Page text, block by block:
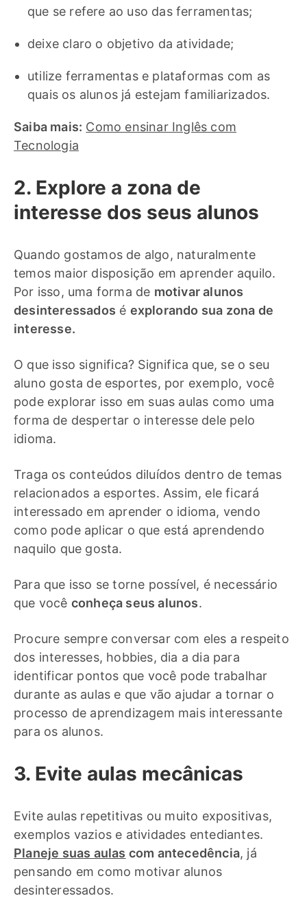
que se refere ao uso das ferramentas;
deixe claro o objetivo da atividade;
utilize ferramentas e plataformas com as
quais os alunos já estejam familiarizados.
Saiba mais: Como ensinar Inglês com
Tecnologia
2. Explore a zona de
interesse dos seus alunos
Quando gostamos de algo, naturalmente
temos maior disposição em aprender aquilo.
Por isso, uma forma de motivar alunos
desinteressados é explorando sua zona de
interesse.
O que isso significa? Significa que, se o seu
aluno gosta de esportes, por exemplo, você
pode explorar isso em suas aulas como uma
forma de despertar o interesse dele pelo
idioma.
Traga os conteúdos diluídos dentro de temas
relacionados a esportes. Assim, ele ficará
interessado em aprender o idioma, vendo
como pode aplicar o que está aprendendo
naquilo que gosta.
Para que isso se torne possível, é necessário
que você conheça seus alunos.
Procure sempre conversar com eles a respeito
dos interesses, hobbies, dia a dia para
identificar pontos que você pode trabalhar
durante as aulas e que vão ajudar a tornar o
processo de aprendizagem mais interessante
para os alunos.
3. Evite aulas mecânicas
Evite aulas repetitivas ou muito expositivas,
exemplos vazios e atividades entediantes.
Planeje suas aulas com antecedência, já
pensando em como motivar alunos
desinteressados.